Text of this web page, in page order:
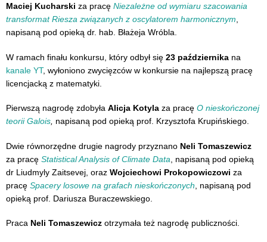
Maciej Kucharski za pracę Niezależne od wymiaru szacowania
transformat Riesza związanych z oscylatorem harmonicznym
napisaną pod opieką dr. hab. Błażeja Wróbla.
W ramach finału konkursu, który odbył się 23 października na
kanale YT, wyłoniono zwycięzców w konkursie na najlepszą pracę
licencjacką z matematyki.
Pierwszą nagrodę zdobyła Alicja Kotyla za pracę O nieskończonej
teorii Galois napisaną pod opieką prof. Krzysztofa Krupińskiego.
Dwie równorzędne drugie nagrody przyznano Neli Tomaszewicz
za pracę Statistical Analysis of Climate Data , napisaną pod opieką
dr Liudmyly Zaitsevej, oraz Wojciechowi Prokopowiczowi za
pracę Spacery losowe na grafach nieskończonych , napisaną pod
opieką prof. Dariusza Buraczewskiego.
Praca Neli Tomaszewicz otrzymała też nagrodę publiczności.